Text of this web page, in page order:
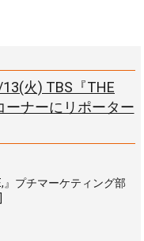
火) TBS『THE
ーナーにリポーター
プチマーケティング部